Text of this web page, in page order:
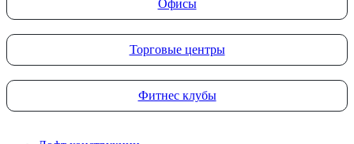
Офисы
Торговые центры
Фитнес клубы